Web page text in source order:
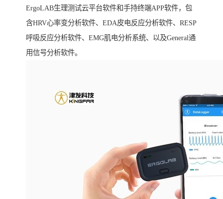
ErgoLAB生理测试云平台软件和手持终端APP软件，包
含HRV心率变分析软件、EDA皮电反应分析软件、RESP
呼吸反应分析软件、EMG肌电分析系统、以及General通
用信号分析软件。